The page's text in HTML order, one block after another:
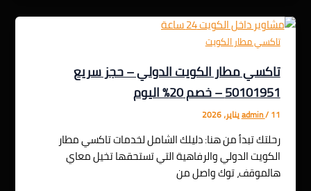
تاكسي مطار الكويت
تاكسي مطار الكويت الدولي – حجز سريع
50101951 – خصم 20% اليوم
admin/11 يناير، 2026
رحلتك تبدأ من هنا: دليلك الشامل لخدمات تاكسي مطار
الكويت الدولي والرفاهية التي تستحقها تخيل معاي
هالموقف، توك واصل من